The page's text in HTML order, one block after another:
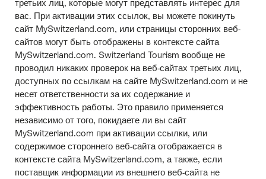
третьих лиц, которые могут представлять интерес для
вас. При активации этих ссылок, вы можете покинуть
сайт MySwitzerland.com, или страницы сторонних веб-
сайтов могут быть отображены в контексте сайта
MySwitzerland.com. Switzerland Tourism вообще не
проводил никаких проверок на веб-сайтах третьих лиц,
доступных по ссылкам на сайте MySwitzerland.com и не
несет ответственности за их содержание и
эффективность работы. Это правило применяется
независимо от того, покидаете ли вы сайт
MySwitzerland.com при активации ссылки, или
содержимое стороннего веб-сайта отображается в
контексте сайта MySwitzerland.com, а также, если
поставщик информации из внешнего веб-сайта не